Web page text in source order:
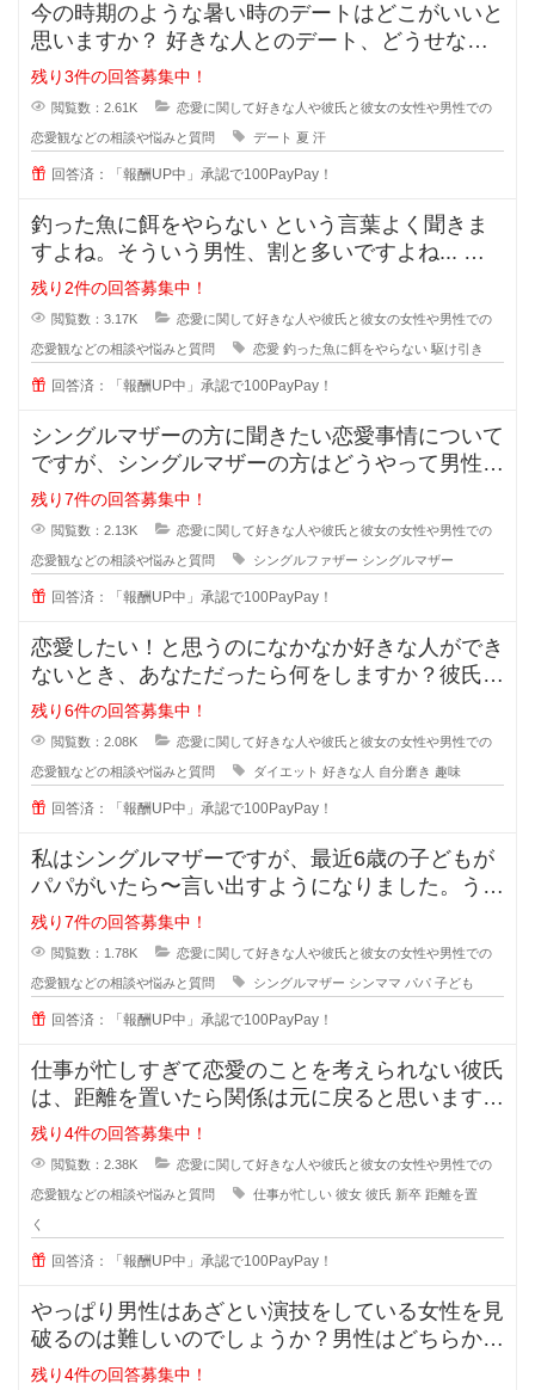
今の時期のような暑い時のデートはどこがいいと
思いますか？ 好きな人とのデート、どうせなら
街を散策したりデートスポッ
残り3件の回答募集中！
閲覧数：2.61K 恋愛に関して好きな人や彼氏と彼女の女性や男性での
恋愛観などの相談や悩みと質問 デート 夏 汗
回答済：「報酬UP中」承認で100PayPay！
釣った魚に餌をやらない という言葉よく聞きま
すよね。そういう男性、割と多いですよね... な
ぜ付き合った途端に覚めたよう
残り2件の回答募集中！
閲覧数：3.17K 恋愛に関して好きな人や彼氏と彼女の女性や男性での
恋愛観などの相談や悩みと質問 恋愛 釣った魚に餌をやらない 駆け引き
回答済：「報酬UP中」承認で100PayPay！
シングルマザーの方に聞きたい恋愛事情について
ですが、シングルマザーの方はどうやって男性と
会う時間を作っているのでしょうか
残り7件の回答募集中！
閲覧数：2.13K 恋愛に関して好きな人や彼氏と彼女の女性や男性での
恋愛観などの相談や悩みと質問 シングルファザー シングルマザー
回答済：「報酬UP中」承認で100PayPay！
恋愛したい！と思うのになかなか好きな人ができ
ないとき、あなただったら何をしますか？彼氏が
欲しい！彼女がほしい！と思ってい
残り6件の回答募集中！
閲覧数：2.08K 恋愛に関して好きな人や彼氏と彼女の女性や男性での
恋愛観などの相談や悩みと質問 ダイエット 好きな人 自分磨き 趣味
回答済：「報酬UP中」承認で100PayPay！
私はシングルマザーですが、最近6歳の子どもが
パパがいたら〜言い出すようになりました。うち
ではもう元旦那との関係も完全に切
残り7件の回答募集中！
閲覧数：1.78K 恋愛に関して好きな人や彼氏と彼女の女性や男性での
恋愛観などの相談や悩みと質問 シングルマザー シンママ パパ 子ども
回答済：「報酬UP中」承認で100PayPay！
仕事が忙しすぎて恋愛のことを考えられない彼氏
は、距離を置いたら関係は元に戻ると思いますか
？また元に戻る時はどんな時でしょ
残り4件の回答募集中！
閲覧数：2.38K 恋愛に関して好きな人や彼氏と彼女の女性や男性での
恋愛観などの相談や悩みと質問 仕事が忙しい 彼女 彼氏 新卒 距離を置
く
回答済：「報酬UP中」承認で100PayPay！
やっぱり男性はあざとい演技をしている女性を見
破るのは難しいのでしょうか？男性はどちらかと
いうとちょっと隙を見せてくれるよ
残り4件の回答募集中！